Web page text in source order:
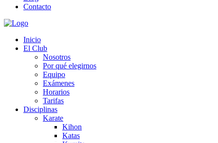
Contacto
Inicio
El Club
Nosotros
Por qué elegirnos
Equipo
Exámenes
Horarios
Tarifas
Disciplinas
Karate
Kihon
Katas